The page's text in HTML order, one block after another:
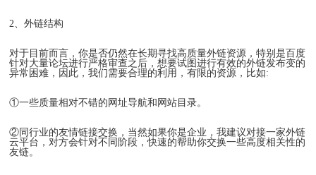
2、外链结构
对于目前而言，你是否仍然在长期寻找高质量外链资源，特别是百度
针对大量论坛进行严格审查之后，想要试图进行有效的外链发布变的
异常困难，因此，我们需要合理的利用，有限的资源，比如:
①一些质量相对不错的网址导航和网站目录。
②同行业的友情链接交换，当然如果你是企业，我建议对接一家外链
云平台，对方会针对不同阶段，快速的帮助你交换一些高度相关性的
友链。